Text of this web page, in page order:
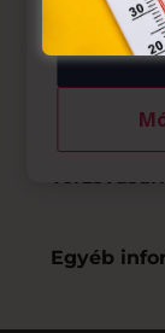
Elfogadott
Saját
Egyéb